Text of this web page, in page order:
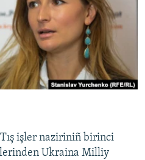
işler naziriniñ birinci
Ukraina Milliy